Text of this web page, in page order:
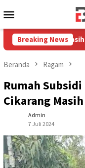
ke
Mobile
Breaking News
Masih Mengusik
Beranda Ragam
Rumah Subsidi
Cikarang
Admin
7 Juli 2024